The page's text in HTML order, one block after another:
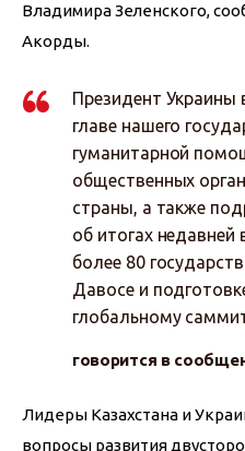
Владимира Зеленского,
Акорды.
Президент Украины
главе нашего
гуманитарной
общественных
страны, а также
об итогах недавней
более 80
Давосе и
глобальному
говорится в
Лидеры Казахстана и
вопросы развития